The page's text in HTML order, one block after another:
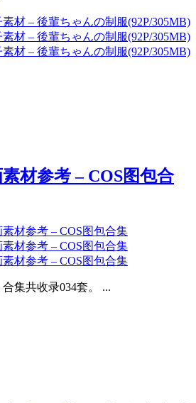
素材参考 – COS图包合
合集共收录034套。 ...